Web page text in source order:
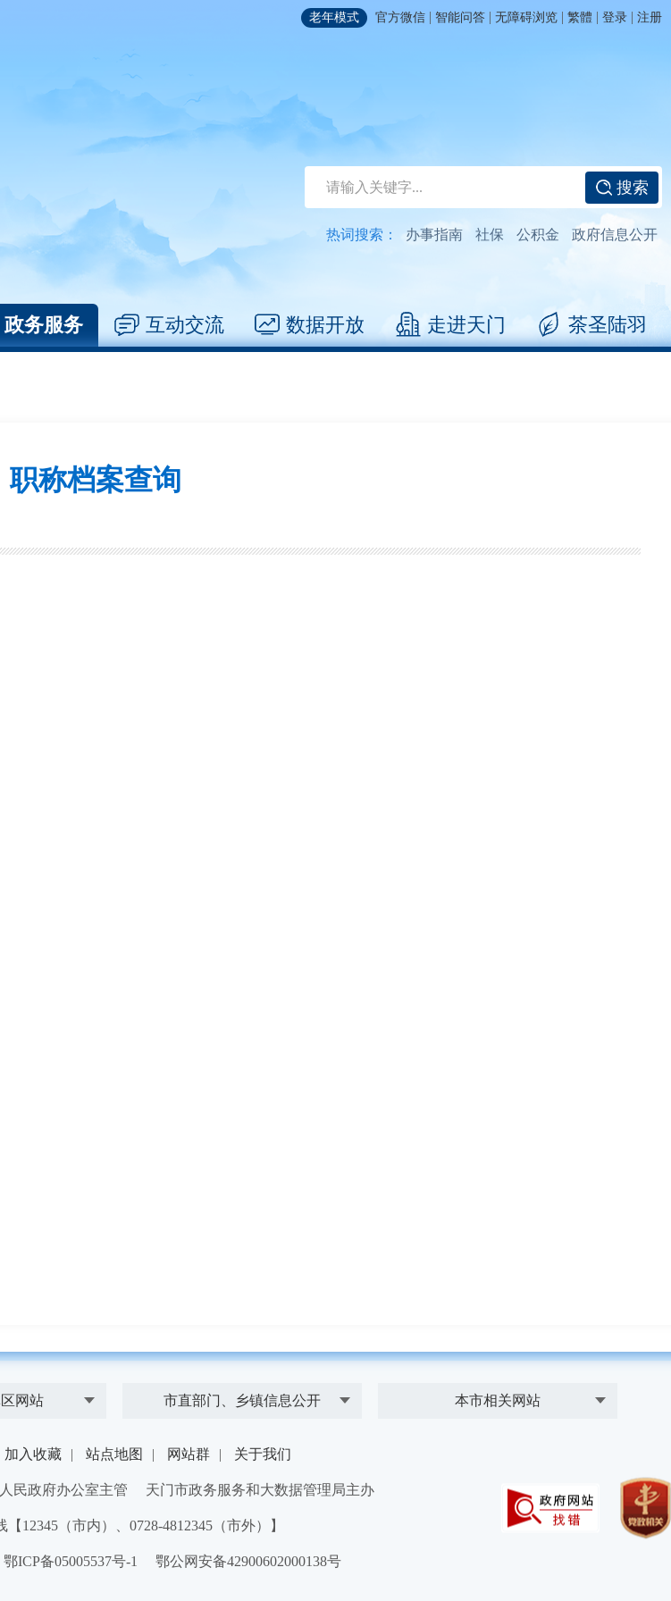
老年模式 官方微信 | 智能问答 | 无障碍浏览 | 繁體 | 登录 | 注册
搜索
热词搜索： 办事指南 社保 公积金 政府信息公开
政务服务 互动交流 数据开放 走进天门 茶圣陆羽
职称档案查询
网站 市直部门、乡镇信息公开 本市相关网站
加入收藏 | 站点地图 | 网站群 | 关于我们
民政府办公室主管 天门市政务服务和大数据管理局主办
12345（市内）、0728-4812345（市外）】
ICP备05005537号-1 鄂公网安备42900602000138号